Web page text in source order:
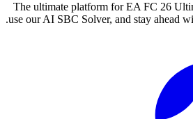
The ultimate platform for EA FC 26
use our AI SBC Solver, and stay ahead